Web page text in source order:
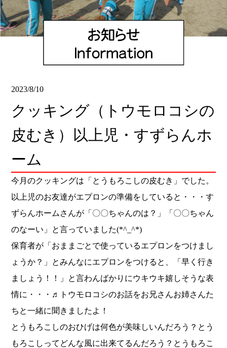
2023/8/10
クッキング（トウモロコシの
皮むき）以上児・すずらんホ
ーム
今月のクッキングは「とうもろこしの皮むき」でした。
以上児のお友達がエプロンの準備をしていると・・・す
ずらんホームさんが「〇〇ちゃんのは？」「〇〇ちゃん
のなーい」と言っていました(*^_^*)
保育者が「おままごとで使っているエプロンをつけまし
ょうか？」とみんなにエプロンをつけると、「早く行き
ましょう！！」と言わんばかりにウキウキ嬉しそうな表
情に・・・♬トウモロコシのお話をお兄さんお姉さんた
ちと一緒に聞きましたよ！
とうもろこしのおひげは何色が美味しいんだろう？とう
もろこしってどんな風に出来てるんだろう？とうもろこ